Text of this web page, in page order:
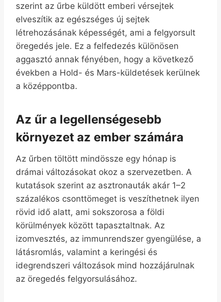
szerint az űrbe küldött emberi vérsejtek
elveszítik az egészséges új sejtek
létrehozásának képességét, ami a felgyorsult
öregedés jele. Ez a felfedezés különösen
aggasztó annak fényében, hogy a következő
években a Hold- és Mars-küldetések kerülnek
a középpontba.
Az űr a legellenségesebb
környezet az ember számára
Az űrben töltött mindössze egy hónap is
drámai változásokat okoz a szervezetben. A
kutatások szerint az asztronauták akár 1–2
százalékos csonttömeget is veszíthetnek ilyen
rövid idő alatt, ami sokszorosa a földi
körülmények között tapasztaltnak. Az
izomvesztés, az immunrendszer gyengülése, a
látásromlás, valamint a keringési és
idegrendszeri változások mind hozzájárulnak
az öregedés felgyorsulásához.